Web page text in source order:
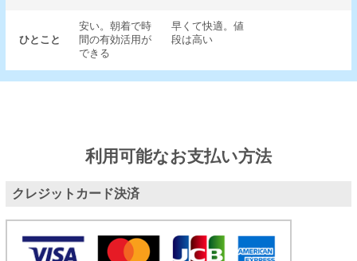
ひとこと
安い。朝着で時
間の有効活用が
できる
早くて快適。値
段は高い
利用可能なお支払い方法
クレジットカード決済